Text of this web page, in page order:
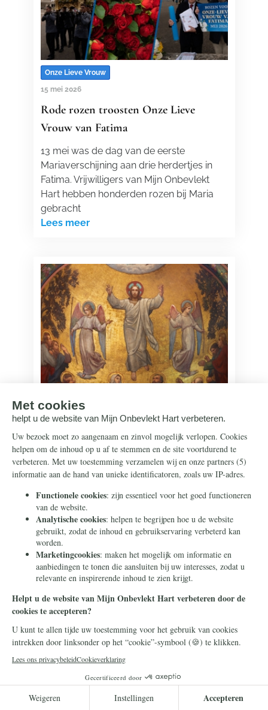
Onze Lieve Vrouw
15 mei 2026
Rode rozen troosten Onze Lieve
Vrouw van Fatima
13 mei was de dag van de eerste
Mariaverschijning aan drie herdertjes in
Fatima. Vrijwilligers van Mijn Onbevlekt
Hart hebben honderden rozen bij Maria
gebracht
Lees meer
11 mei 2026
De Hemelvaart van Onze Lieve Heer
Hij is ten hemel gevaren en zit aan de
rechterhand van de Vader
Campagnenieuws
Zo maakt u Mijn Onbevlekt Hart zal